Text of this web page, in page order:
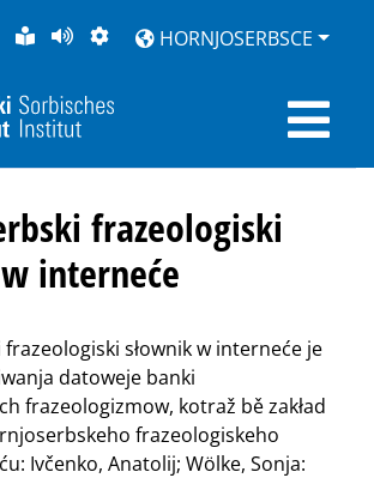
PYTANJE
LOCHKA
RĚČ
STRONU
PŘEDČITAĆ
ZWOBRAZNJENJE
HORNJOSERBSCE
frazeologiski
interneće
słownik w interneće je
datoweje banki
frazeologizmow, kotraž bě zakład
frazeologiskeho
Ivčenko, Anatolij; Wölke, Sonja: